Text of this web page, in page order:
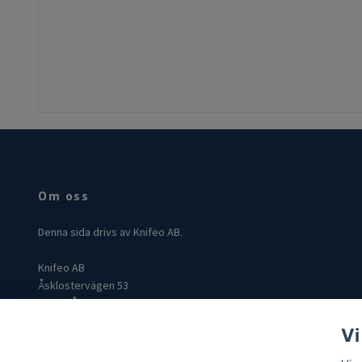
Om oss
Denna sida drivs av Knifeo AB.
Knifeo AB
Åsklostervägen 53
432 96 Åskloster